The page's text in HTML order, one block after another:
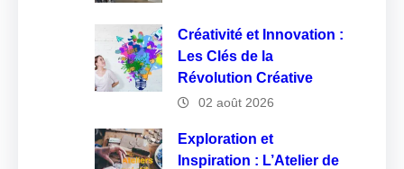
Créativité et Innovation :
Les Clés de la
Révolution Créative
02 août 2026
Exploration et
Inspiration : L’Atelier de